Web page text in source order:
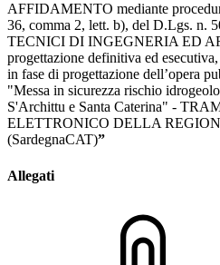
AFFIDAMENTO mediante
36, comma 2, lett. b), del D.Lgs. n.
TECNICI DI INGEGNERIA ED
progettazione definitiva ed
in fase di progettazione dell’opera
"Messa in sicurezza rischio
S'Archittu e Santa Caterina" -
ELETTRONICO DELLA
(SardegnaCAT)”
Allegati